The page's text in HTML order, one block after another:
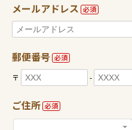
メールアドレス 必須
郵便番号 必須
〒 -
ご住所 必須